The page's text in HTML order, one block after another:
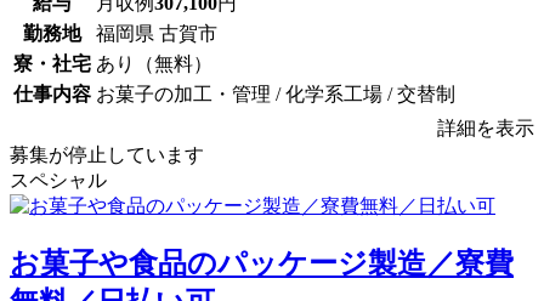
勤務地
福岡県 古賀市
寮・社宅 あり（無料）
仕事内容 お菓子の加工・管理 / 化学系工場 / 交替制
詳細を表示
募集が停止しています
スペシャル
お菓子や食品のパッケージ製造／寮費